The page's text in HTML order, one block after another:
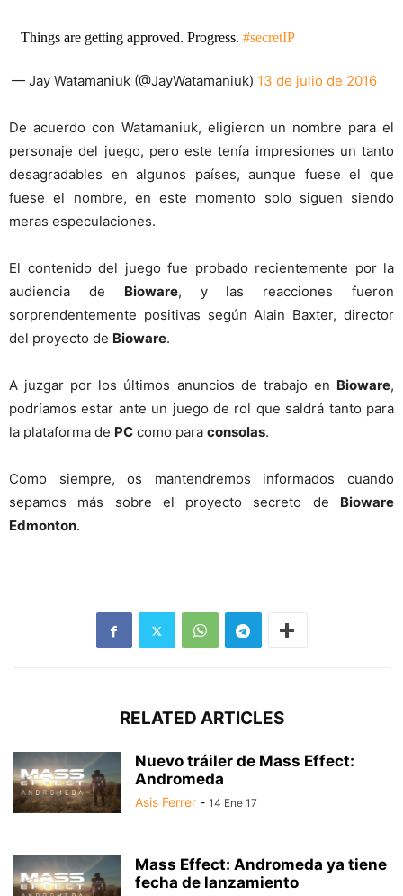
Things are getting approved. Progress.#secretIP
— Jay Watamaniuk (@JayWatamaniuk) 13 de julio de 2016
De acuerdo con Watamaniuk, eligieron un nombre para el
personaje del juego, pero este tenía impresiones un tanto
desagradables en algunos países, aunque fuese el que
fuese el nombre, en este momento solo siguen siendo
meras especulaciones.
El contenido del juego fue probado recientemente por la
audiencia de Bioware, y las reacciones fueron
sorprendentemente positivas según Alain Baxter, director
del proyecto de Bioware.
A juzgar por los últimos anuncios de trabajo en Bioware,
podríamos estar ante un juego de rol que saldrá tanto para
la plataforma de PC como para consolas.
Como siempre, os mantendremos informados cuando
sepamos más sobre el proyecto secreto de Bioware
Edmonton.
RELATED ARTICLES
Nuevo tráiler de Mass Effect:
Andromeda
Asis Ferrer - 14 Ene 17
Mass Effect: Andromeda ya tiene
fecha de lanzamiento